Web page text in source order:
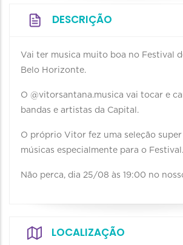
DESCRIÇÃO
Vai ter musica muito boa no Festival
Belo Horizonte.
O @vitorsantana.musica vai tocar e
bandas e artistas da Capital.
O próprio Vitor fez uma seleção super
músicas especialmente para o Festival.
Não perca, dia 25/08 às 19:00 no
LOCALIZAÇÃO